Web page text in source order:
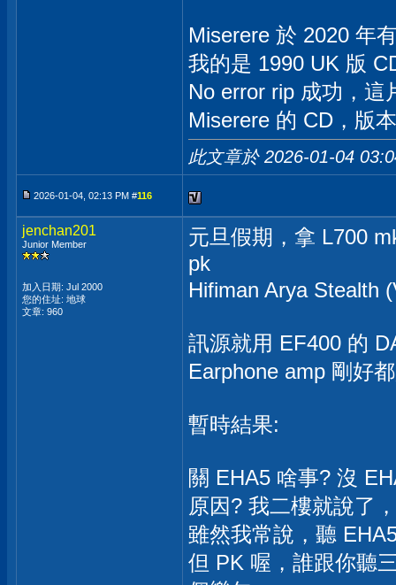
Miserere 於 2020 年
我的是 1990 UK 版
No error rip 成功，這
Miserere 的 CD，版
此文章於 2026-01-04
2026-01-04, 02:13 PM #116
jenchan201
Junior Member
加入日期: Jul 2000
您的住址: 地球
文章: 960
元旦假期，拿 L700
pk
Hifiman Arya Stealth
訊源就用 EF400 的
Earphone amp 剛好
暫時結果:
關 EHA5 啥事? 沒
原因? 我二樓就說了
雖然我常說，聽
但 PK 喔，誰跟你聽